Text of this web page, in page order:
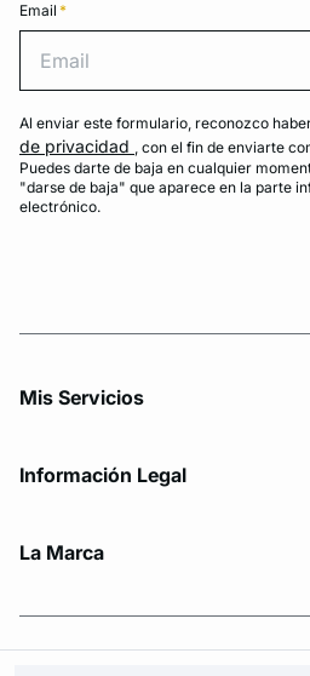
Email *
Al enviar este formulario, reconozco
de privacidad , con el fin de enviarte
Puedes darte de baja en cualquier
"darse de baja" que aparece en la parte
electrónico.
Mis Servicios
Información Legal
La Marca